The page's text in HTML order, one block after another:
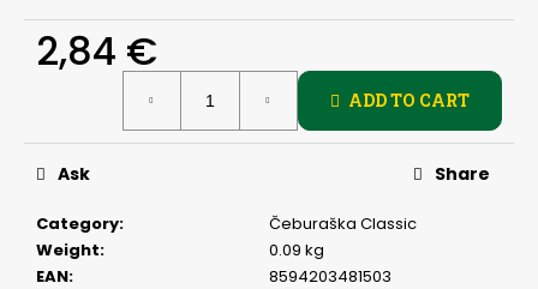
2,84 €
ADD TO CART
Category:
Čeburaška Classic
Weight:
0.09 kg
EAN: 8594203481503
Ask Share
W
e